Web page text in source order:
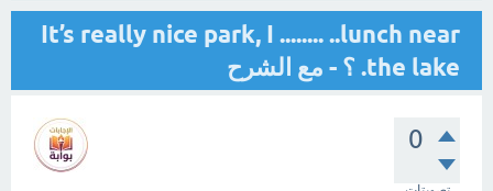
It’s really nice park, I ........ ..lunch near
the lake. ؟ - مع الشرح
0